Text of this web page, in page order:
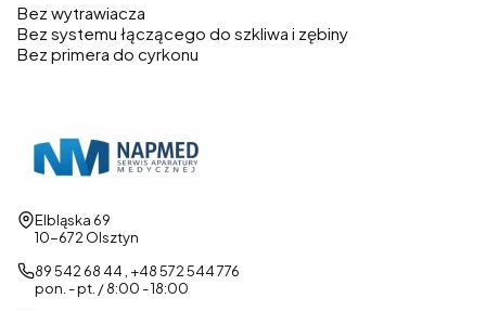
Bez wytrawiacza
Bez systemu łączącego do szkliwa i zębiny
Bez primera do cyrkonu
Adres:
Elbląska 69
10-672 Olsztyn
89 542 68 44 , +48 572 544 776
pon. - pt. / 8:00 - 18:00